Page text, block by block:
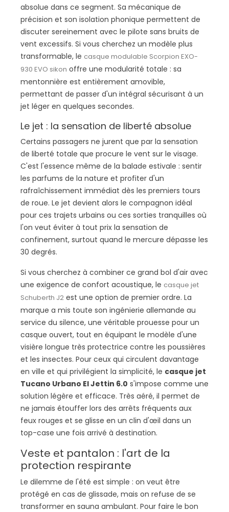
absolue dans ce segment. Sa mécanique de
précision et son isolation phonique permettent de
discuter sereinement avec le pilote sans bruits de
vent excessifs. Si vous cherchez un modèle plus
transformable, le casque modulable Scorpion EXO-
930 EVO sikon offre une modularité totale : sa
mentonnière est entièrement amovible,
permettant de passer d'un intégral sécurisant à un
jet léger en quelques secondes.
Le jet : la sensation de liberté absolue
Certains passagers ne jurent que par la sensation
de liberté totale que procure le vent sur le visage.
C'est l'essence même de la balade estivale : sentir
les parfums de la nature et profiter d'un
rafraîchissement immédiat dès les premiers tours
de roue. Le jet devient alors le compagnon idéal
pour ces trajets urbains ou ces sorties tranquilles où
l'on veut éviter à tout prix la sensation de
confinement, surtout quand le mercure dépasse les
30 degrés.
Si vous cherchez à combiner ce grand bol d'air avec
une exigence de confort acoustique, le casque jet
Schuberth J2 est une option de premier ordre. La
marque a mis toute son ingénierie allemande au
service du silence, une véritable prouesse pour un
casque ouvert, tout en équipant le modèle d'une
visière longue très protectrice contre les poussières
et les insectes. Pour ceux qui circulent davantage
en ville et qui privilégient la simplicité, le casque jet
Tucano Urbano El Jettin 6.0 s'impose comme une
solution légère et efficace. Très aéré, il permet de
ne jamais étouffer lors des arrêts fréquents aux
feux rouges et se glisse en un clin d'œil dans un
top-case une fois arrivé à destination.
Veste et pantalon : l'art de la
protection respirante
Le dilemme de l'été est simple : on veut être
protégé en cas de glissade, mais on refuse de se
transformer en sauna ambulant. Pour faire le bon